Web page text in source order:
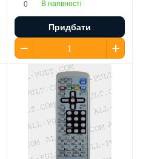
0 В наявності
Придбати